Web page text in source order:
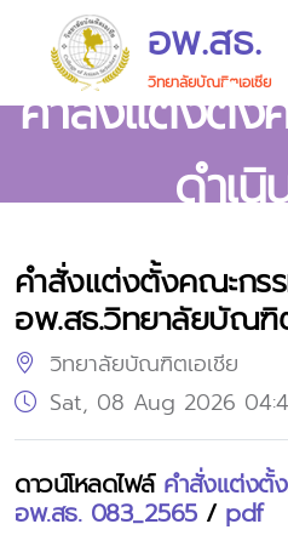
อพ.สธ.
วิทยาลัยบัณฑิตเอเซีย
คำสั่งแต่งตั้ง
ดำเนิ
คำสั่งแต่งตั้งคณะกรร
อพ.สธ.วิทยาลัยบัณฑิ
วิทยาลัยบัณฑิตเอเชีย
Sat, 08 Aug 2026
ดาวน์โหลดไฟล์ คำสั่งแต่งตั้
อพ.สธ. 083_2565 / pdf